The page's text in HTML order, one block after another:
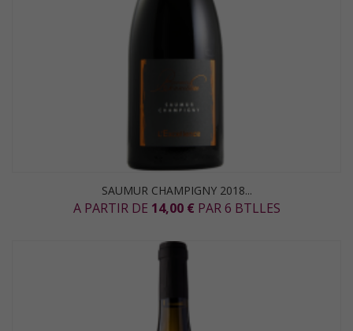
SAUMUR CHAMPIGNY 2018...
A PARTIR DE 14,00 € PAR 6 BTLLES